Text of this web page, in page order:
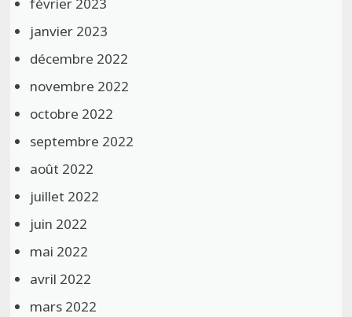
janvier 2023
décembre 2022
novembre 2022
octobre 2022
septembre 2022
août 2022
juillet 2022
juin 2022
mai 2022
avril 2022
mars 2022